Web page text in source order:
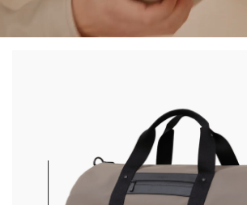
(*) No se aplica a productos con
Válido solo en el país de envío actual (